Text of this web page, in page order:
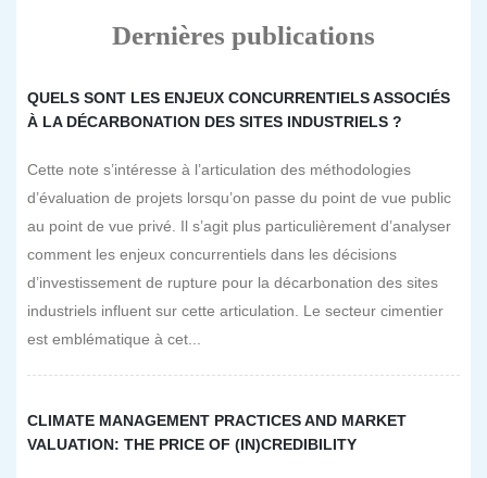
Dernières publications
QUELS SONT LES ENJEUX CONCURRENTIELS ASSOCIÉS
À LA DÉCARBONATION DES SITES INDUSTRIELS ?
Cette note s’intéresse à l’articulation des méthodologies
d’évaluation de projets lorsqu’on passe du point de vue public
au point de vue privé. Il s’agit plus particulièrement d’analyser
comment les enjeux concurrentiels dans les décisions
d’investissement de rupture pour la décarbonation des sites
industriels influent sur cette articulation. Le secteur cimentier
est emblématique à cet...
CLIMATE MANAGEMENT PRACTICES AND MARKET
VALUATION: THE PRICE OF (IN)CREDIBILITY